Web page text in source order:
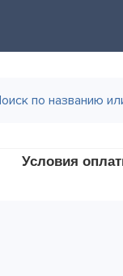
Условия